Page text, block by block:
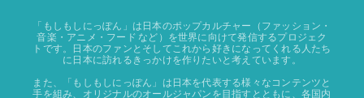
「もしもしにっぽん」は日本のポップカルチャー（ファッション・
音楽・アニメ・フード など）を世界に向けて発信するプロジェク
トです。日本のファンとそしてこれから好きになってくれる人たち
に日本に訪れるきっかけを作りたいと考えています。
また、「もしもしにっぽん」は日本を代表する様々なコンテンツと
手を組み、オリジナルのオールジャパンを目指すとともに、各国内